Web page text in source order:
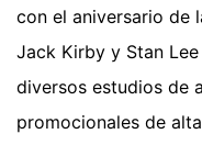
con el aniversario de
Jack Kirby y Stan
diversos estudios de
promocionales de